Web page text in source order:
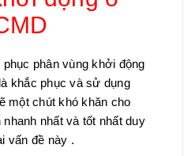
phân vùng khởi động
khắc phục và sử dụng
một chút khó khăn cho
nhất và tốt nhất duy
vấn đề này .